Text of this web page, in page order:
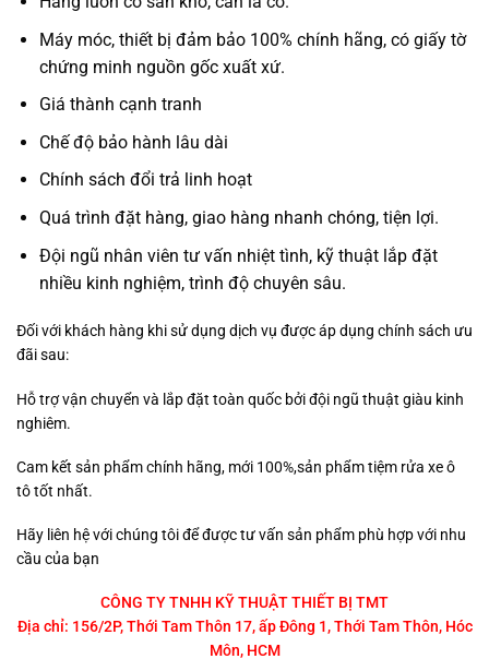
Máy móc, thiết bị đảm bảo 100% chính hãng, có giấy tờ
chứng minh nguồn gốc xuất xứ.
Giá thành cạnh tranh
Chế độ bảo hành lâu dài
Chính sách đổi trả linh hoạt
Quá trình đặt hàng, giao hàng nhanh chóng, tiện lợi.
Đội ngũ nhân viên tư vấn nhiệt tình, kỹ thuật lắp đặt
nhiều kinh nghiệm, trình độ chuyên sâu.
Đối với khách hàng khi sử dụng dịch vụ được áp dụng chính sách ưu
đãi sau:
Hỗ trợ vận chuyển và lắp đặt toàn quốc bởi đội ngũ thuật giàu kinh
nghiêm.
Cam kết sản phẩm chính hãng, mới 100%,sản phẩm tiệm rửa xe ô
tô tốt nhất.
Hãy liên hệ với chúng tôi để được tư vấn sản phẩm phù hợp với nhu
cầu của bạn
CÔNG TY TNHH KỸ THUẬT THIẾT BỊ TMT
Địa chỉ: 156/2P, Thới Tam Thôn 17, ấp Đông 1, Thới Tam Thôn, Hóc
Môn, HCM